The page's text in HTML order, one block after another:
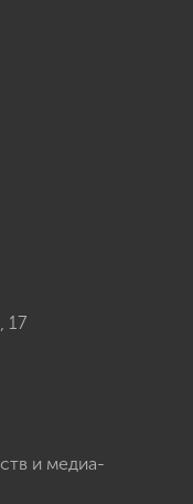
17
и медиа-